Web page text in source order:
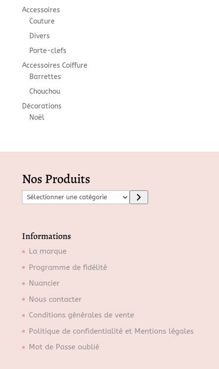
Accessoires
Couture
Divers
Porte-clefs
Accessoires Coiffure
Barrettes
Chouchou
Décorations
Noël
Nos Produits
e
i
o
e
r
Informations
La marque
Programme de fidélité
Nuancier
Nous contacter
Conditions générales de vente
Politique de confidentialité et Mentions légales
Mot de Passe oublié